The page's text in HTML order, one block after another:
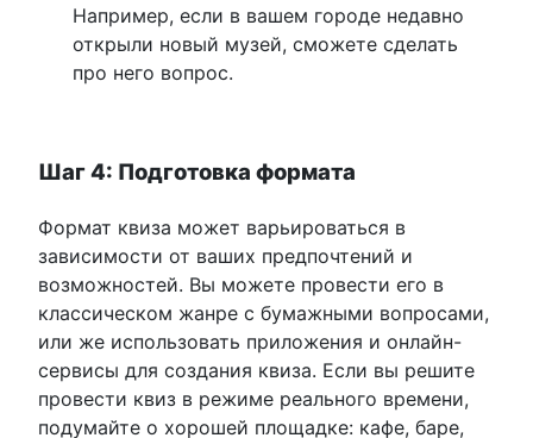
Например, если в вашем городе недавно
открыли новый музей, сможете сделать
про него вопрос.
Шаг 4: Подготовка формата
Формат квиза может варьироваться в
зависимости от ваших предпочтений и
возможностей. Вы можете провести его в
классическом жанре с бумажными вопросами,
или же использовать приложения и онлайн-
сервисы для создания квиза. Если вы решите
провести квиз в режиме реального времени,
подумайте о хорошей площадке: кафе, баре,